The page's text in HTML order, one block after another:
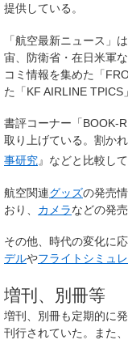
提供している。
「航空最新ニュース」
宙、防衛省・在日米軍
コミ情報を集めた「
た「KF AIRLINE TPICS
書評コーナー「BOOK-
取り上げている。割か
事研究』などと比較し
航空関連グッズの発売
おり、 カメラなどの発
その他、時代の変化に
デルやフライトシミュ
増刊、別冊等
増刊、別冊も定期的に
刊行されていた。また